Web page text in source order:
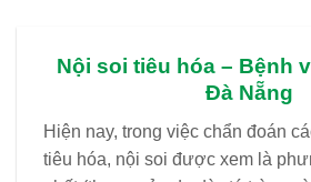
Nội soi tiêu hóa – Bệnh
Đà Nẵng
Hiện nay, trong việc chẩn đoán
tiêu hóa, nội soi được xem là